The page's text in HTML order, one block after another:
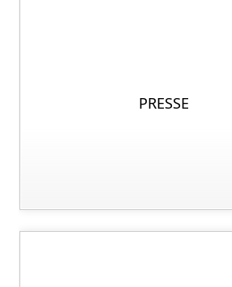
PRESSE